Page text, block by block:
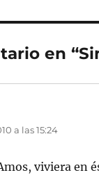
en
a las 15:24
viviera en